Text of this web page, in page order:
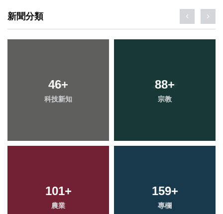
新聞分類
46+
科技新知
88+
宗教
101+
農業
159+
專欄